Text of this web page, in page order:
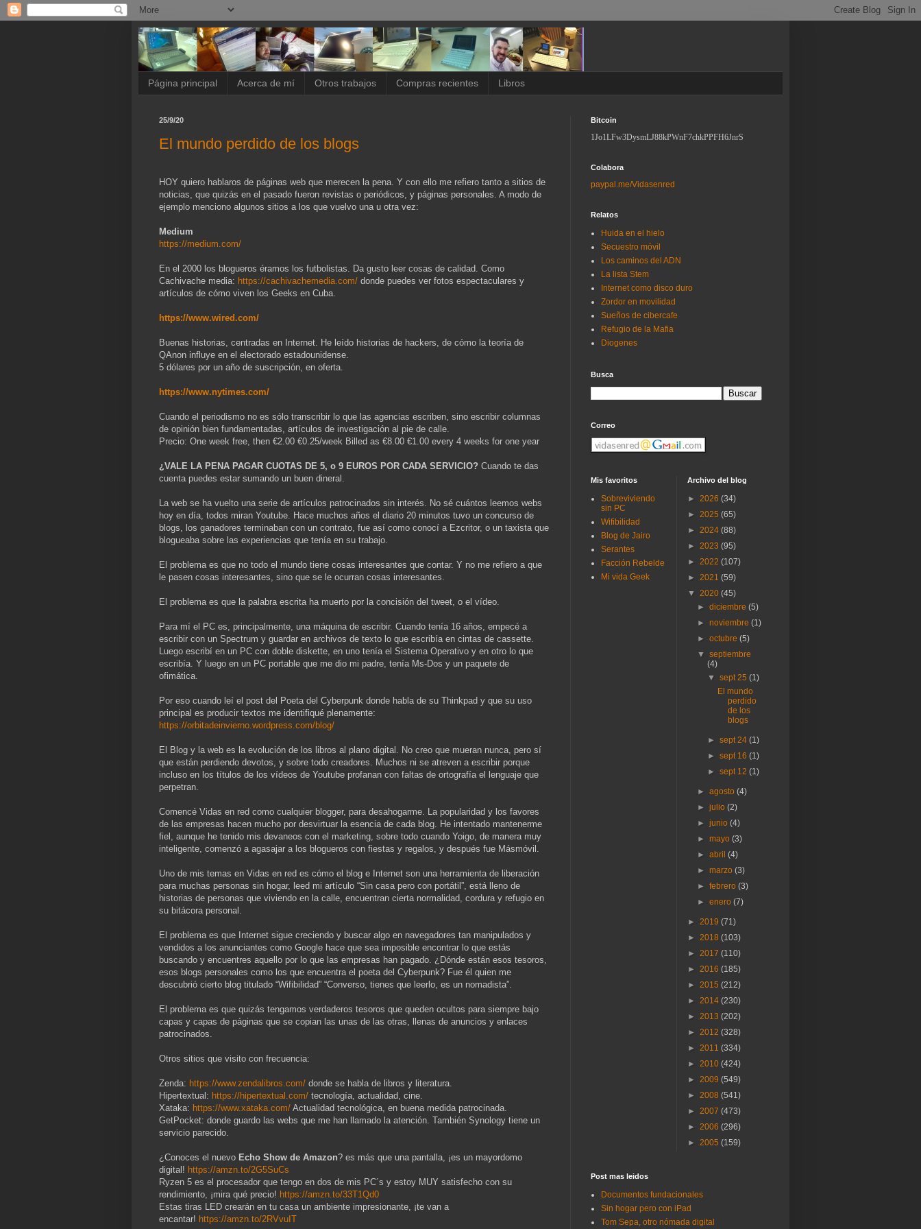
Página principal Acerca de mí Otros trabajos Compras recientes Libros
25/9/20
El mundo perdido de los blogs
HOY quiero hablaros de páginas web que merecen la pena. Y con ello me refiero tanto a sitios de
noticias, que quizás en el pasado fueron revistas o periódicos, y páginas personales. A modo de
ejemplo menciono algunos sitios a los que vuelvo una u otra vez:
Medium
https://medium.com/
En el 2000 los blogueros éramos los futbolistas. Da gusto leer cosas de calidad. Como
Cachivache media: https://cachivachemedia.com/ donde puedes ver fotos espectaculares y
artículos de cómo viven los Geeks en Cuba.
https://www.wired.com/
Buenas historias, centradas en Internet. He leído historias de hackers, de cómo la teoría de
QAnon influye en el electorado estadounidense.
5 dólares por un año de suscripción, en oferta.
https://www.nytimes.com/
Cuando el periodismo no es sólo transcribir lo que las agencias escriben, sino escribir columnas
de opinión bien fundamentadas, artículos de investigación al pie de calle.
Precio: One week free, then €2.00 €0.25/week Billed as €8.00 €1.00 every 4 weeks for one year
¿VALE LA PENA PAGAR CUOTAS DE 5, o 9 EUROS POR CADA SERVICIO? Cuando te das
cuenta puedes estar sumando un buen dineral.
La web se ha vuelto una serie de artículos patrocinados sin interés. No sé cuántos leemos webs
hoy en día, todos miran Youtube. Hace muchos años el diario 20 minutos tuvo un concurso de
blogs, los ganadores terminaban con un contrato, fue así como conocí a Ezcritor, o un taxista que
blogueaba sobre las experiencias que tenía en su trabajo.
El problema es que no todo el mundo tiene cosas interesantes que contar. Y no me refiero a que
le pasen cosas interesantes, sino que se le ocurran cosas interesantes.
El problema es que la palabra escrita ha muerto por la concisión del tweet, o el vídeo.
Para mí el PC es, principalmente, una máquina de escribir. Cuando tenía 16 años, empecé a
escribir con un Spectrum y guardar en archivos de texto lo que escribía en cintas de cassette.
Luego escribí en un PC con doble diskette, en uno tenía el Sistema Operativo y en otro lo que
escribía. Y luego en un PC portable que me dio mi padre, tenía Ms-Dos y un paquete de
ofimática.
Por eso cuando leí el post del Poeta del Cyberpunk donde habla de su Thinkpad y que su uso
principal es producir textos me identifiqué plenamente:
https://orbitadeinvierno.wordpress.com/blog/
El Blog y la web es la evolución de los libros al plano digital. No creo que mueran nunca, pero sí
que están perdiendo devotos, y sobre todo creadores. Muchos ni se atreven a escribir porque
incluso en los títulos de los vídeos de Youtube profanan con faltas de ortografía el lenguaje que
perpetran.
Comencé Vidas en red como cualquier blogger, para desahogarme. La popularidad y los favores
de las empresas hacen mucho por desvirtuar la esencia de cada blog. He intentado mantenerme
fiel, aunque he tenido mis devaneos con el marketing, sobre todo cuando Yoigo, de manera muy
inteligente, comenzó a agasajar a los blogueros con fiestas y regalos, y después fue Másmóvil.
Uno de mis temas en Vidas en red es cómo el blog e Internet son una herramienta de liberación
para muchas personas sin hogar, leed mi artículo “Sin casa pero con portátil”, está lleno de
historias de personas que viviendo en la calle, encuentran cierta normalidad, cordura y refugio en
su bitácora personal.
El problema es que Internet sigue creciendo y buscar algo en navegadores tan manipulados y
vendidos a los anunciantes como Google hace que sea imposible encontrar lo que estás
buscando y encuentres aquello por lo que las empresas han pagado. ¿Dónde están esos tesoros,
esos blogs personales como los que encuentra el poeta del Cyberpunk? Fue él quien me
descubrió cierto blog titulado “Wifibilidad” “Converso, tienes que leerlo, es un nomadista”.
El problema es que quizás tengamos verdaderos tesoros que queden ocultos para siempre bajo
capas y capas de páginas que se copian las unas de las otras, llenas de anuncios y enlaces
patrocinados.
Otros sitios que visito con frecuencia:
Zenda: https://www.zendalibros.com/ donde se habla de libros y literatura.
Hipertextual: https://hipertextual.com/ tecnología, actualidad, cine.
Xataka: https://www.xataka.com/ Actualidad tecnológica, en buena medida patrocinada.
GetPocket: donde guardo las webs que me han llamado la atención. También Synology tiene un
servicio parecido.
¿Conoces el nuevo Echo Show de Amazon? es más que una pantalla, ¡es un mayordomo
digital! https://amzn.to/2G5SuCs
Ryzen 5 es el procesador que tengo en dos de mis PC´s y estoy MUY satisfecho con su
rendimiento, ¡mira qué precio! https://amzn.to/33T1Qd0
Estas tiras LED crearán en tu casa un ambiente impresionante, ¡te van a
encantar! https://amzn.to/2RVvuIT
Bitcoin
1Jo1LFw3DysmLJ88kPWnF7chkPPFH6JnrS
Colabora
paypal.me/Vidasenred
Relatos
Huida en el hielo
Secuestro móvil
Los caminos del ADN
La lista Stem
Internet como disco duro
Zordor en movilidad
Sueños de cibercafe
Refugio de la Mafia
Diogenes
Busca
Correo
Mis favoritos
Sobreviviendo
sin PC
Wifibilidad
Blog de Jairo
Serantes
Facción Rebelde
Mi vida Geek
Archivo del blog
► 2026 (34)
► 2025 (65)
► 2024 (88)
► 2023 (95)
► 2022 (107)
► 2021 (59)
▼ 2020 (45)
►diciembre(5)
►noviembre(1)
►octubre(5)
▼septiembre
(4)
▼ sept 25 (1)
El mundo
perdido
de los
blogs
► sept 24 (1)
► sept 16 (1)
► sept 12 (1)
►agosto(4)
►julio(2)
►junio(4)
►mayo(3)
►abril(4)
►marzo(3)
►febrero(3)
►enero(7)
► 2019 (71)
► 2018 (103)
► 2017 (110)
► 2016 (185)
► 2015 (212)
► 2014 (230)
► 2013 (202)
► 2012 (328)
► 2011 (334)
► 2010 (424)
► 2009 (549)
► 2008 (541)
► 2007 (473)
► 2006 (296)
► 2005 (159)
Post mas lei­dos
Documentos fundacionales
Sin hogar pero con iPad
Tom Sepa, otro nómada digital